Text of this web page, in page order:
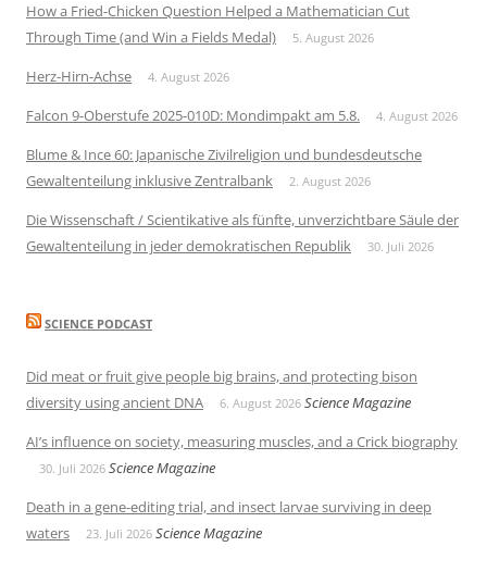
How a Fried-Chicken Question Helped a Mathematician Cut
Through Time (and Win a Fields Medal)
5. August 2026
Herz-Hirn-Achse 4. August 2026
Falcon 9-Oberstufe 2025-010D: Mondimpakt am 5.8. 4. August 2026
Blume & Ince 60: Japanische Zivilreligion und bundesdeutsche
Gewaltenteilung inklusive Zentralbank
2. August 2026
Die Wissenschaft / Scientikative als fünfte, unverzichtbare Säule der
Gewaltenteilung in jeder demokratischen Republik
30. Juli 2026
SCIENCE PODCAST
Did meat or fruit give people big brains, and protecting bison
diversity using ancient DNA
6. August 2026 Science Magazine
AI’s influence on society, measuring muscles, and a Crick biography
30. Juli 2026 Science Magazine
Death in a gene-editing trial, and insect larvae surviving in deep
waters
23. Juli 2026 Science Magazine